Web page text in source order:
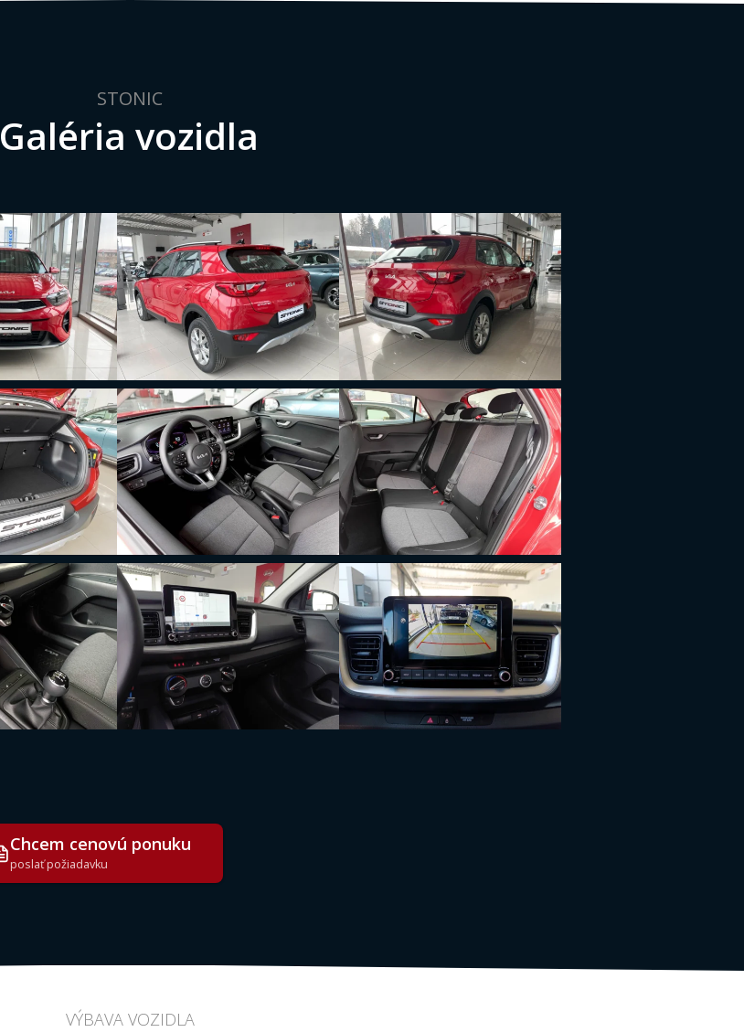
STONIC
Galéria vozidla
Chcem cenovú ponuku
poslať požiadavku
VÝBAVA VOZIDLA